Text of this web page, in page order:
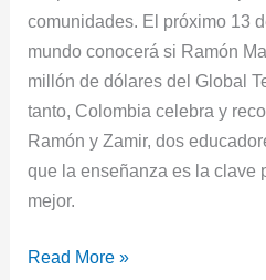
comunidades. El próximo 13
mundo conocerá si Ramón
millón de dólares del Global
tanto, Colombia celebra y
Ramón y Zamir, dos
que la enseñanza es la clave
mejor.
Read More »